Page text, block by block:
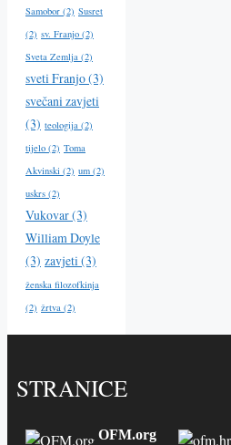
Samobor (2) Susret
(2) sv. Franjo (2)
Sveta Zemlja (2)
sveti Franjo(3)
svečani zavjeti
(3) teologija (2)
tijelo (2) Toma
Akvinski (2) um (2)
uskrs (2)
Vukovar(3)
William Doyle
(3) zavjeti (3)
ženska filozofkinja
(2) žrtva (2)
STRANICE
OFM.org